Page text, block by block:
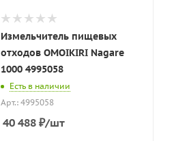
Измельчитель пищевых
отходов OMOIKIRI Nagare
1000 4995058
Есть в наличии
Арт.: 4995058
40 488₽/шт